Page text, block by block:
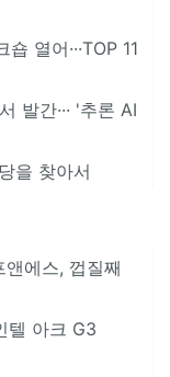
열어···TOP 11
발간··· '추론 AI
을 찾아서
에스, 껍질째
텔 아크 G3